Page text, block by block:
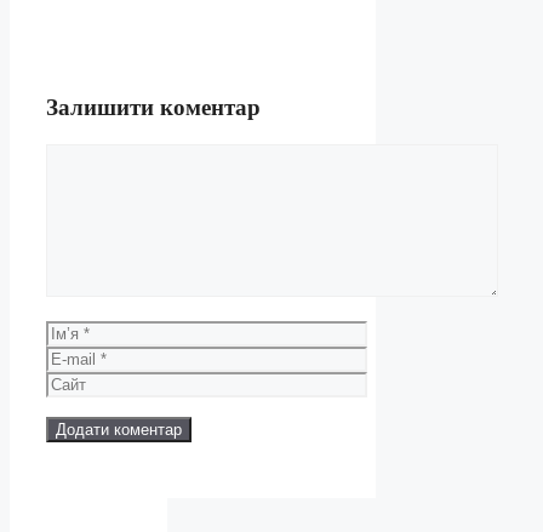
Залишити коментар
Ім’я
E-
mail
Сайт